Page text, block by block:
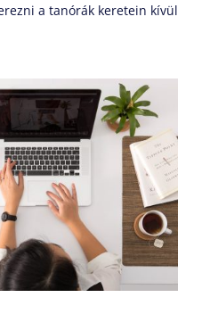
a tanórák keretein kívül